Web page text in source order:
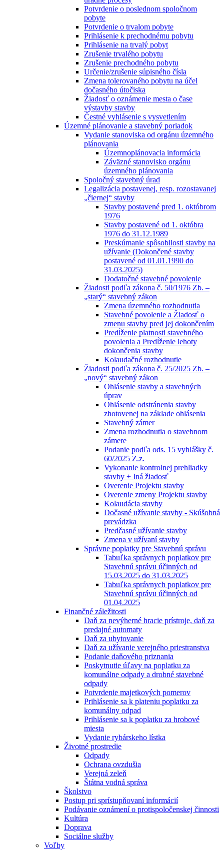
Potvrdenie o poslednom spoločnom
pobyte
Potvrdenie o trvalom pobyte
Prihlásenie k prechodnému pobytu
Prihlásenie na trvalý pobyt
Zrušenie trvalého pobytu
Zrušenie prechodného pobytu
Určenie/zrušenie súpisného čísla
Zmena tolerovaného pobytu na účel
dočasného útočiska
Žiadosť o oznámenie mesta o čase
výstavby stavby
Čestné vyhlásenie s vysvetlením
Územné plánovanie a stavebný poriadok
Vydanie stanoviska od orgánu územného
plánovania
Územnoplánovacia informácia
Záväzné stanovisko orgánu
územného plánovania
Spoločný stavebný úrad
Legalizácia postavenej, resp. rozostavanej
„čiernej“ stavby
Stavby postavené pred 1. októbrom
1976
Stavby postavené od 1. októbra
1976 do 31.12.1989
Preskúmanie spôsobilosti stavby na
užívanie (Dokončené stavby
postavené od 01.01.1990 do
31.03.2025)
Dodatočné stavebné povolenie
Žiadosti podľa zákona č. 50/1976 Zb. –
„starý“ stavebný zákon
Zmena územného rozhodnutia
Stavebné povolenie a Žiadosť o
zmenu stavby pred jej dokončením
Predĺženie platnosti stavebného
povolenia a Predĺženie lehoty
dokončenia stavby
Kolaudačné rozhodnutie
Žiadosti podľa zákona č. 25/2025 Zb. –
„nový“ stavebný zákon
Ohlásenie stavby a stavebných
úprav
Ohlásenie odstránenia stavby
zhotovenej na základe ohlásenia
Stavebný zámer
Zmena rozhodnutia o stavebnom
zámere
Podanie podľa ods. 15 vyhlášky č.
60/2025 Z.z.
Vykonanie kontrolnej prehliadky
stavby + Iná žiadosť
Overenie Projektu stavby
Overenie zmeny Projektu stavby
Kolaudácia stavby
Dočasné užívanie stavby - Skúšobná
prevádzka
Predčasné užívanie stavby
Zmena v užívaní stavby
Správne poplatky pre Stavebnú správu
Tabuľka správnych poplatkov pre
Stavebnú správu účinných od
15.03.2025 do 31.03.2025
Tabuľka správnych poplatkov pre
Stavebnú správu účinných od
01.04.2025
Finančné záležitosti
Daň za nevýherné hracie prístroje, daň za
predajné automaty
Daň za ubytovanie
Daň za užívanie verejného priestranstva
Podanie daňového priznania
Poskytnutie úľavy na poplatku za
komunálne odpady a drobné stavebné
odpady
Potvrdenie majetkových pomerov
Prihlásenie sa k plateniu poplatku za
komunálny odpad
Prihlásenie sa k poplatku za hrobové
miesta
Vydanie rybárskeho lístka
Životné prostredie
Odpady
Ochrana ovzdušia
Verejná zeleň
Štátna vodná správa
Školstvo
Postup pri sprístupňovaní informácií
Podávanie oznámení o protispoločenskej činnosti
Kultúra
Doprava
Sociálne služby
Voľby